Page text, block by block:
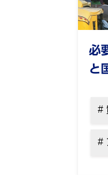
必
と